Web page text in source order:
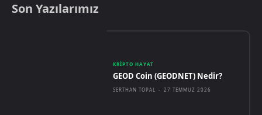
Son Yazılarımız
KRIPTO HAYAT
GEOD Coin (GEODNET) Nedir?
SERTHAN TOPAL - 27 TEMMUZ 2026